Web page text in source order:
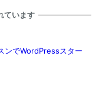
ています
ンでWordPressスター